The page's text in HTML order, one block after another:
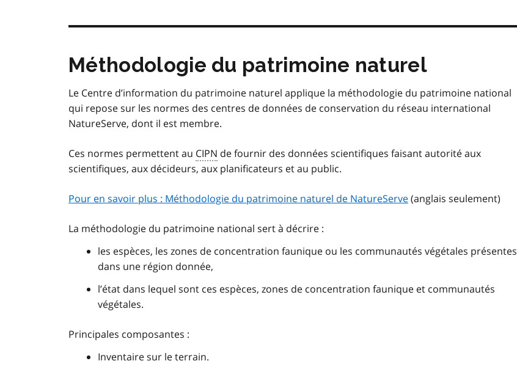
Méthodologie du patrimoine naturel
Le Centre d’information du patrimoine naturel applique la méthodologie du patrimoine national
qui repose sur les normes des centres de données de conservation du réseau international
NatureServe, dont il est membre.
Ces normes permettent au CIPN de fournir des données scientifiques faisant autorité aux
scientifiques, aux décideurs, aux planificateurs et au public.
Pour en savoir plus : Méthodologie du patrimoine naturel de NatureServe(anglais seulement)
La méthodologie du patrimoine national sert à décrire :
les espèces, les zones de concentration faunique ou les communautés végétales présentes
dans une région donnée,
l’état dans lequel sont ces espèces, zones de concentration faunique et communautés
végétales.
Principales composantes :
Inventaire sur le terrain.